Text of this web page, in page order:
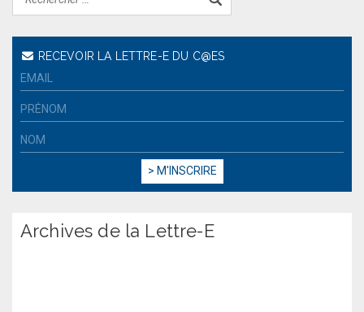
RECEVOIR LA LETTRE-E DU C@ES
Archives de la Lettre-E